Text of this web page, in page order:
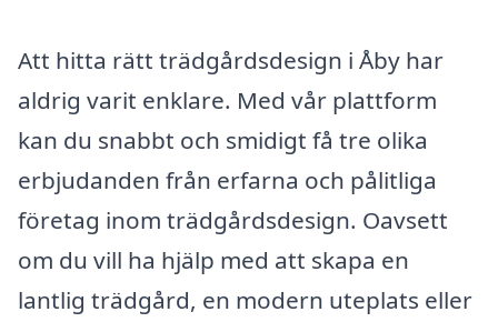
Att hitta rätt trädgårdsdesign i Åby har
aldrig varit enklare. Med vår plattform
kan du snabbt och smidigt få tre olika
erbjudanden från erfarna och pålitliga
företag inom trädgårdsdesign. Oavsett
om du vill ha hjälp med att skapa en
lantlig trädgård, en modern uteplats eller